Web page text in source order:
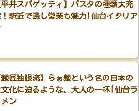
平井スパゲッティ】パスタの種類大充
！駅近で通し営業も魅力|仙台イタリア
麺匠独眼流】らぁ麺という名の日本の
化に迫るような、大人の一杯|仙台ラ
メン